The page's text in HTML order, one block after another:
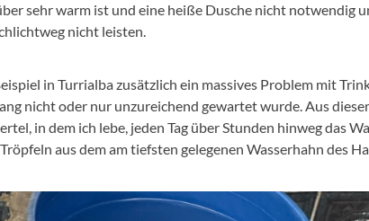
sehr warm ist und eine heiße Dusche nicht notwendig
nicht leisten.
in Turrialba zusätzlich ein massives Problem mit
nicht oder nur unzureichend gewartet wurde. Aus
in dem ich lebe, jeden Tag über Stunden hinweg das
aus dem am tiefsten gelegenen Wasserhahn des